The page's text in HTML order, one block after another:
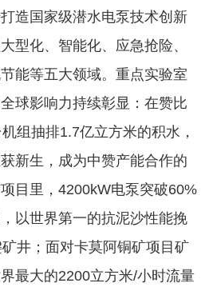
造国家级潜水电泵技术创新
型化、智能化、应急抢险、
能等五大领域。重点实验室
球影响力持续彰显：在赞比
组抽排1.7亿立方米的积水，
新生，成为中赞产能合作的
目里，4200kW电泵突破60%
以世界第一的抗泥沙性能挽
井；面对卡莫阿铜矿项目矿
最大的2200立方米/小时流量